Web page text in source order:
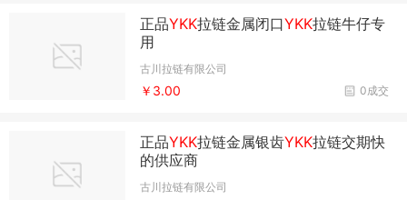
正品YKK拉链金属闭口YKK拉链牛仔专
用
古川拉链有限公司
0成交
￥3.00
正品YKK拉链金属银齿YKK拉链交期快
的供应商
古川拉链有限公司